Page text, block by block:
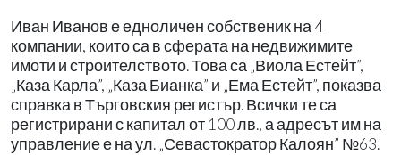
Иван Иванов е едноличен собственик на 4
компании, които са в сферата на недвижимите
имоти и строителството. Това са „Виола Естейт”,
„Каза Карла”, „Каза Бианка” и „Ема Естейт”, показва
справка в Търговския регистър. Всички те са
регистрирани с капитал от 100 лв., а адресът им на
управление е на ул. „Севастократор Калоян” №63.